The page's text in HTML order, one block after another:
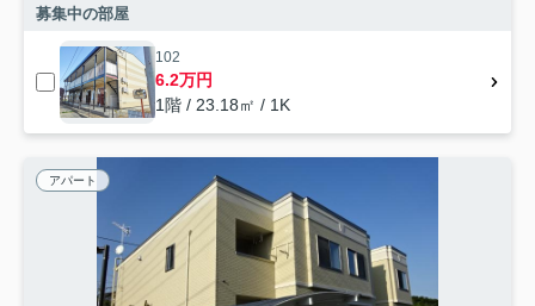
募集中の部屋
102
6.2万円
1階 / 23.18㎡ / 1K
アパート